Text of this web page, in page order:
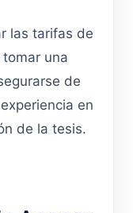
las tarifas de
una
de
en
de la tesis.